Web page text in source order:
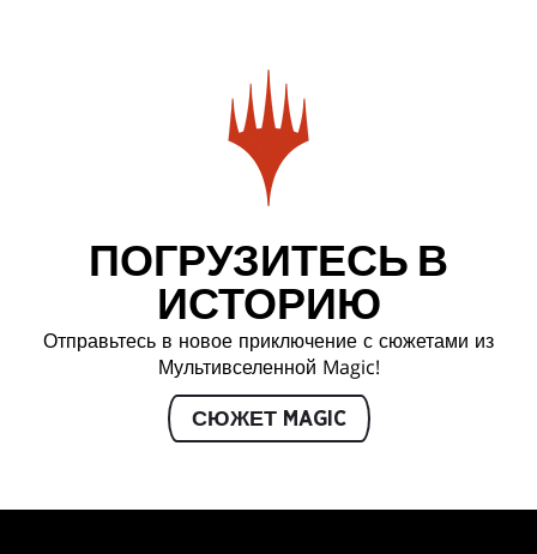
ПОГРУЗИТЕСЬ В
ИСТОРИЮ
Отправьтесь в новое приключение с сюжетами из
Мультивселенной Magic!
СЮЖЕТ MAGIC